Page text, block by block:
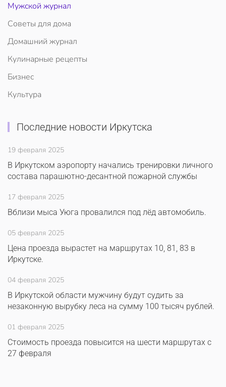
Мужской журнал
Советы для дома
Домашний журнал
Кулинарные рецепты
Бизнес
Культура
Последние новости Иркутска
19 февраля 2025
В Иркутском аэропорту начались тренировки личного
состава парашютно-десантной пожарной службы
17 февраля 2025
Вблизи мыса Уюга провалился под лёд автомобиль.
05 февраля 2025
Цена проезда вырастет на маршрутах 10, 81, 83 в
Иркутске.
04 февраля 2025
В Иркутской области мужчину будут судить за
незаконную вырубку леса на сумму 100 тысяч рублей.
01 февраля 2025
Стоимость проезда повысится на шести маршрутах с
27 февраля